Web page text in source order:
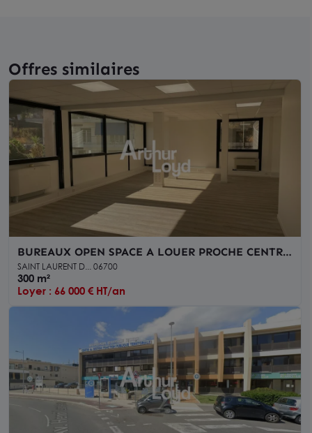
Offres similaires
BUREAUX OPEN SPACE A LOUER PROCHE CENTRE
COMMERCIAL CAP 3000
SAINT LAURENT D... 06700
300 m²
Loyer : 66 000 € HT/an